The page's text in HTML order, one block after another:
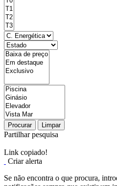
Procurar Limpar
Partilhar pesquisa
Link copiado!
Criar alerta
Se não encontra o que procura,